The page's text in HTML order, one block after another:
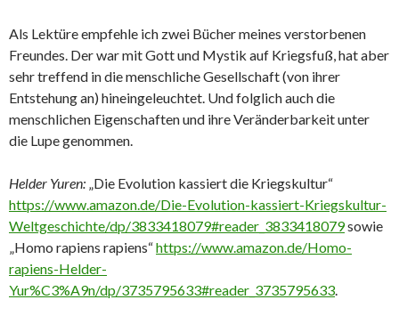
Als Lektüre empfehle ich zwei Bücher meines verstorbenen
Freundes. Der war mit Gott und Mystik auf Kriegsfuß, hat aber
sehr treffend in die menschliche Gesellschaft (von ihrer
Entstehung an) hineingeleuchtet. Und folglich auch die
menschlichen Eigenschaften und ihre Veränderbarkeit unter
die Lupe genommen.
Helder Yuren: „Die Evolution kassiert die Kriegskultur“
https://www.amazon.de/Die-Evolution-kassiert-Kriegskultur-
Weltgeschichte/dp/3833418079#reader_3833418079sowie
„Homo rapiens rapiens“https://www.amazon.de/Homo-
rapiens-Helder-
Yur%C3%A9n/dp/3735795633#reader_3735795633